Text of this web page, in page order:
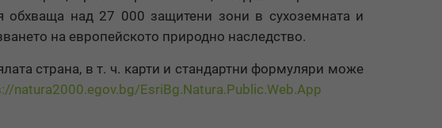
обхваща над 27 000 защитени зони в сухоземната и
на европейското природно наследство.
страна, в т. ч. карти и стандартни формуляри може
natura2000.egov.bg/EsriBg.Natura.Public.Web.App